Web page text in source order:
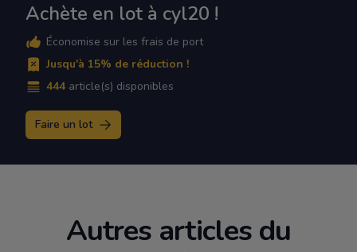
Achète en lot à cyl20 !
Économise sur les frais de port
Jusqu'à 15% de réduction !
444 article(s) disponibles
Faire un lot
Autres articles du